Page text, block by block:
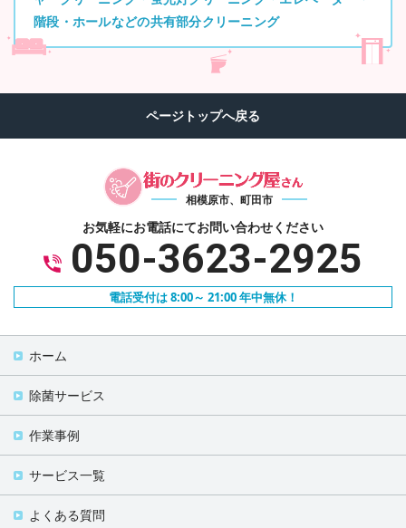
階段・ホールなどの共有部分クリーニング
相模原市、町田市
お気軽にお電話にてお問い合わせください
050-3623-2925
電話受付は 8:00～ 21:00 年中無休！
ホーム
除菌サービス
作業事例
サービス一覧
よくある質問